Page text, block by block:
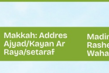
di Mentawai, Ini
Momentum Perbaikan
dan Transformasi